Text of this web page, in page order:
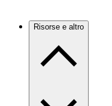
Risorse e altro